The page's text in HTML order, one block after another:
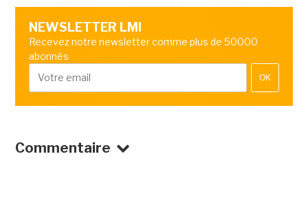
NEWSLETTER LMI
Recevez notre newsletter comme plus de 50000
abonnés
OK
Commentaire